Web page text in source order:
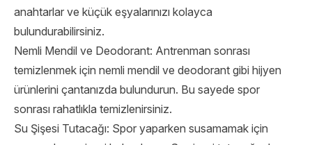
anahtarlar ve küçük eşyalarınızı kolayca
bulundurabilirsiniz.
Nemli Mendil ve Deodorant: Antrenman sonrası
temizlenmek için nemli mendil ve deodorant gibi hijyen
ürünlerini çantanızda bulundurun. Bu sayede spor
sonrası rahatlıkla temizlenirsiniz.
Su Şişesi Tutacağı: Spor yaparken susamamak için